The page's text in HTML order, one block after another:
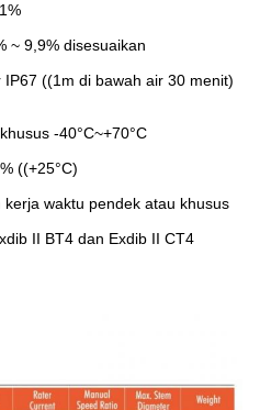
~ 9,9% disesuaikan
((1m di bawah air 30 menit)
-40°C~+70°C
((+25°C)
waktu pendek atau khusus
II BT4 dan Exdib II CT4